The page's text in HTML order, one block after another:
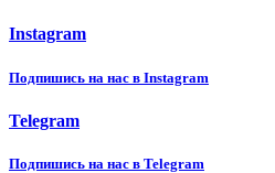
Instagram
Подпишиcь на нас в Instagram
Telegram
Подпишиcь на нас в Telegram